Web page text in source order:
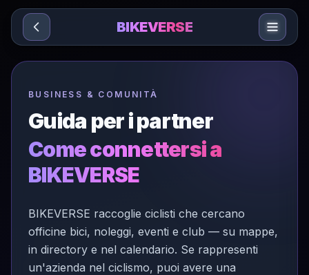
Sari la conținut
BIKEVERSE
BUSINESS & COMUNITÀ
Guida per i partner
Come connettersi a
BIKEVERSE
BIKEVERSE raccoglie ciclisti che cercano
officine bici, noleggi, eventi e club — su mappe,
in directory e nel calendario. Se rappresenti
un'azienda nel ciclismo, puoi avere una